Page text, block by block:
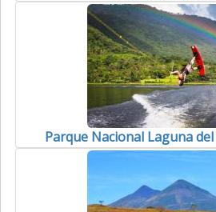
Parque Nacional Laguna